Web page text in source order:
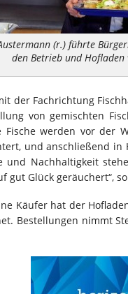
(r.) führte
den Betrieb und Hofladen
der Fachrichtung
von gemischten
Fische werden vor der
und anschließend
und Nachhaltigkeit
gut Glück geräuchert“,
Käufer hat der
Bestellungen nimmt